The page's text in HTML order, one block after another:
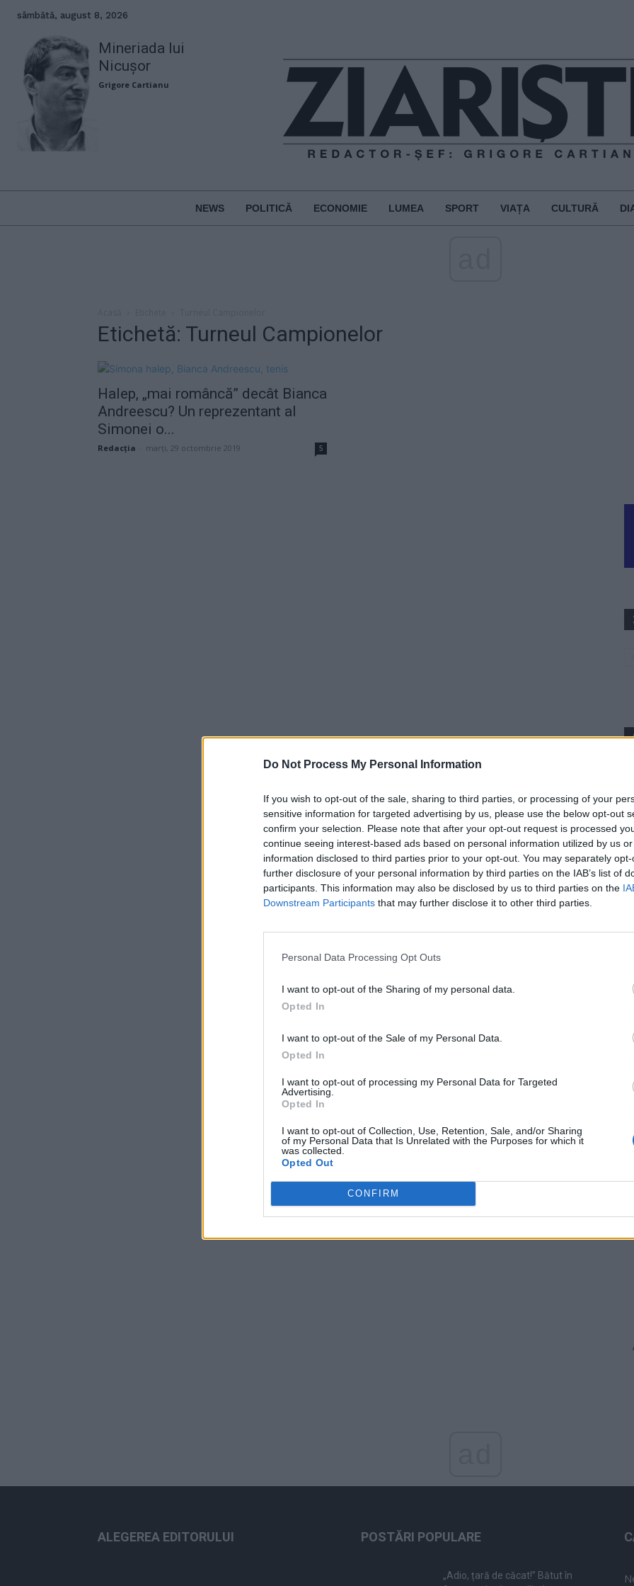
Do Not Process My Personal Information
If you wish to opt-out of the sale, sharing to third parties, or processing of your
sensitive information for targeted advertising by us, please use the below opt-out
confirm your selection. Please note that after your opt-out request is processed
continue seeing interest-based ads based on personal information utilized by us
information disclosed to third parties prior to your opt-out. You may separately
further disclosure of your personal information by third parties on the IAB’s list of
participants. This information may also be disclosed by us to third parties on the
Downstream Participants that may further disclose it to other third parties.
Personal Data Processing Opt Outs
I want to opt-out of the Sharing of my personal data.
Opted In
I want to opt-out of the Sale of my Personal Data.
Opted In
I want to opt-out of processing my Personal Data for Targeted
Advertising.
Opted In
I want to opt-out of Collection, Use, Retention, Sale, and/or Sharing
of my Personal Data that Is Unrelated with the Purposes for which it
was collected.
Opted Out
CONFIRM
sâmbătă, august 8, 2026
Mineriada lui
Nicușor
Grigore Cartianu
NEWS POLITICĂ ECONOMIE LUMEA SPORT VIAȚA CULTURĂ
Etichetă: Turneul Campionelor
Halep, „mai româncă” decât Bianca
Andreescu? Un reprezentant al
Simonei o...
Redacţia marți, 29 octombrie 2019 5
ALEGEREA EDITORULUI POSTĂRI POPULARE
„Adio, țară de căcat!” Bătut în